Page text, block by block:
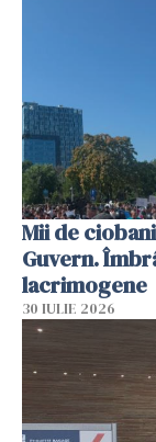
Mii de
Guvern.
lacrimogene
30 IULIE 2026